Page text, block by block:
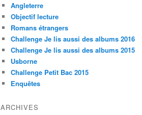
Angleterre
Objectif lecture
Romans étrangers
Challenge Je lis aussi des albums 2016
Challenge Je lis aussi des albums 2015
Usborne
Challenge Petit Bac 2015
Enquêtes
ARCHIVES